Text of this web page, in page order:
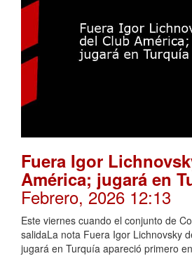
Fuera Igor
América; jugará en
Febrero, 2026 12:13
Este viernes cuando el conjunto de
salidaLa nota Fuera Igor Lichnovsky
jugará en Turquía apareció primero